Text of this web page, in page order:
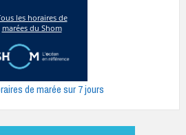
de marée sur 7 jours